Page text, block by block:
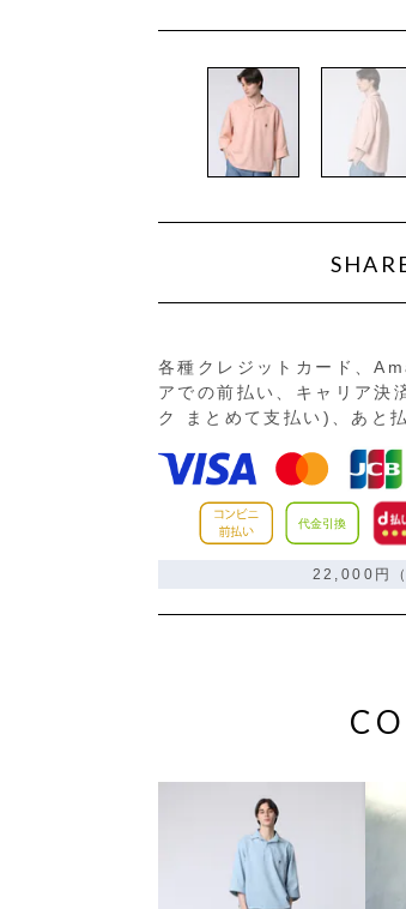
各種クレジットカード、
アでの前払い、キャリア決
ク まとめて支払い)、あと
22,000円（